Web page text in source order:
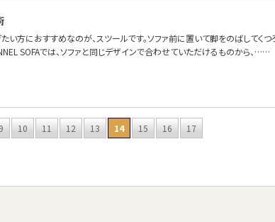
い方におすすめなのが、スツールです。ソファ前に置いて脚をのばしてく
SOFAでは、ソファと同じデザインで合わせていただけるものから、……
10 11 12 13 14 15 16
17